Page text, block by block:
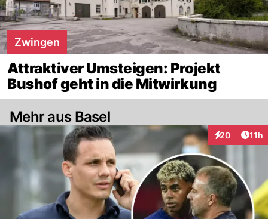
Zwingen
Attraktiver Umsteigen: Projekt
Bushof geht in die Mitwirkung
Mehr aus Basel
20
Interaktionen
11h